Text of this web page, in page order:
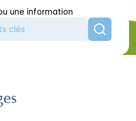
une information